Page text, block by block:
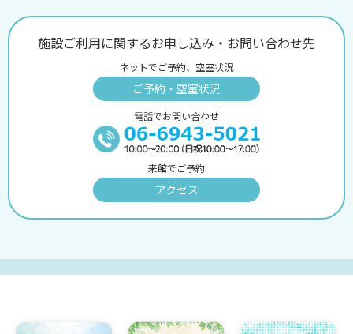
施設ご利用に関するお申し込み・お問い合わせ先
ネットでご予約、空室状況
ご予約・空室状況
電話でお問い合わせ
来館でご予約
アクセス